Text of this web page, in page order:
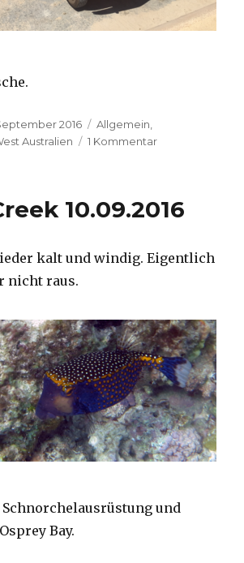
2016 Kategorien
Allgemein
Australien 1 Kommentarzu
10.09.2016
kalt und windig. Eigentlich
nicht raus.
und
Bay.